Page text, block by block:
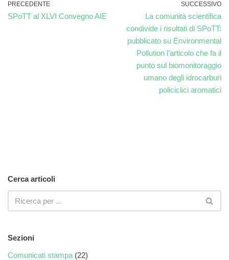
PRECEDENTE
SPoTT al XLVI Convegno AIE
SUCCESSIVO
La comunità scientifica
condivide i risultati di SPoTT:
pubblicato su Environmental
Pollution l’articolo che fa il
punto sul biomonitoraggio
umano degli idrocarburi
policiclici aromatici
Cerca articoli
Sezioni
Comunicati stampa (22)